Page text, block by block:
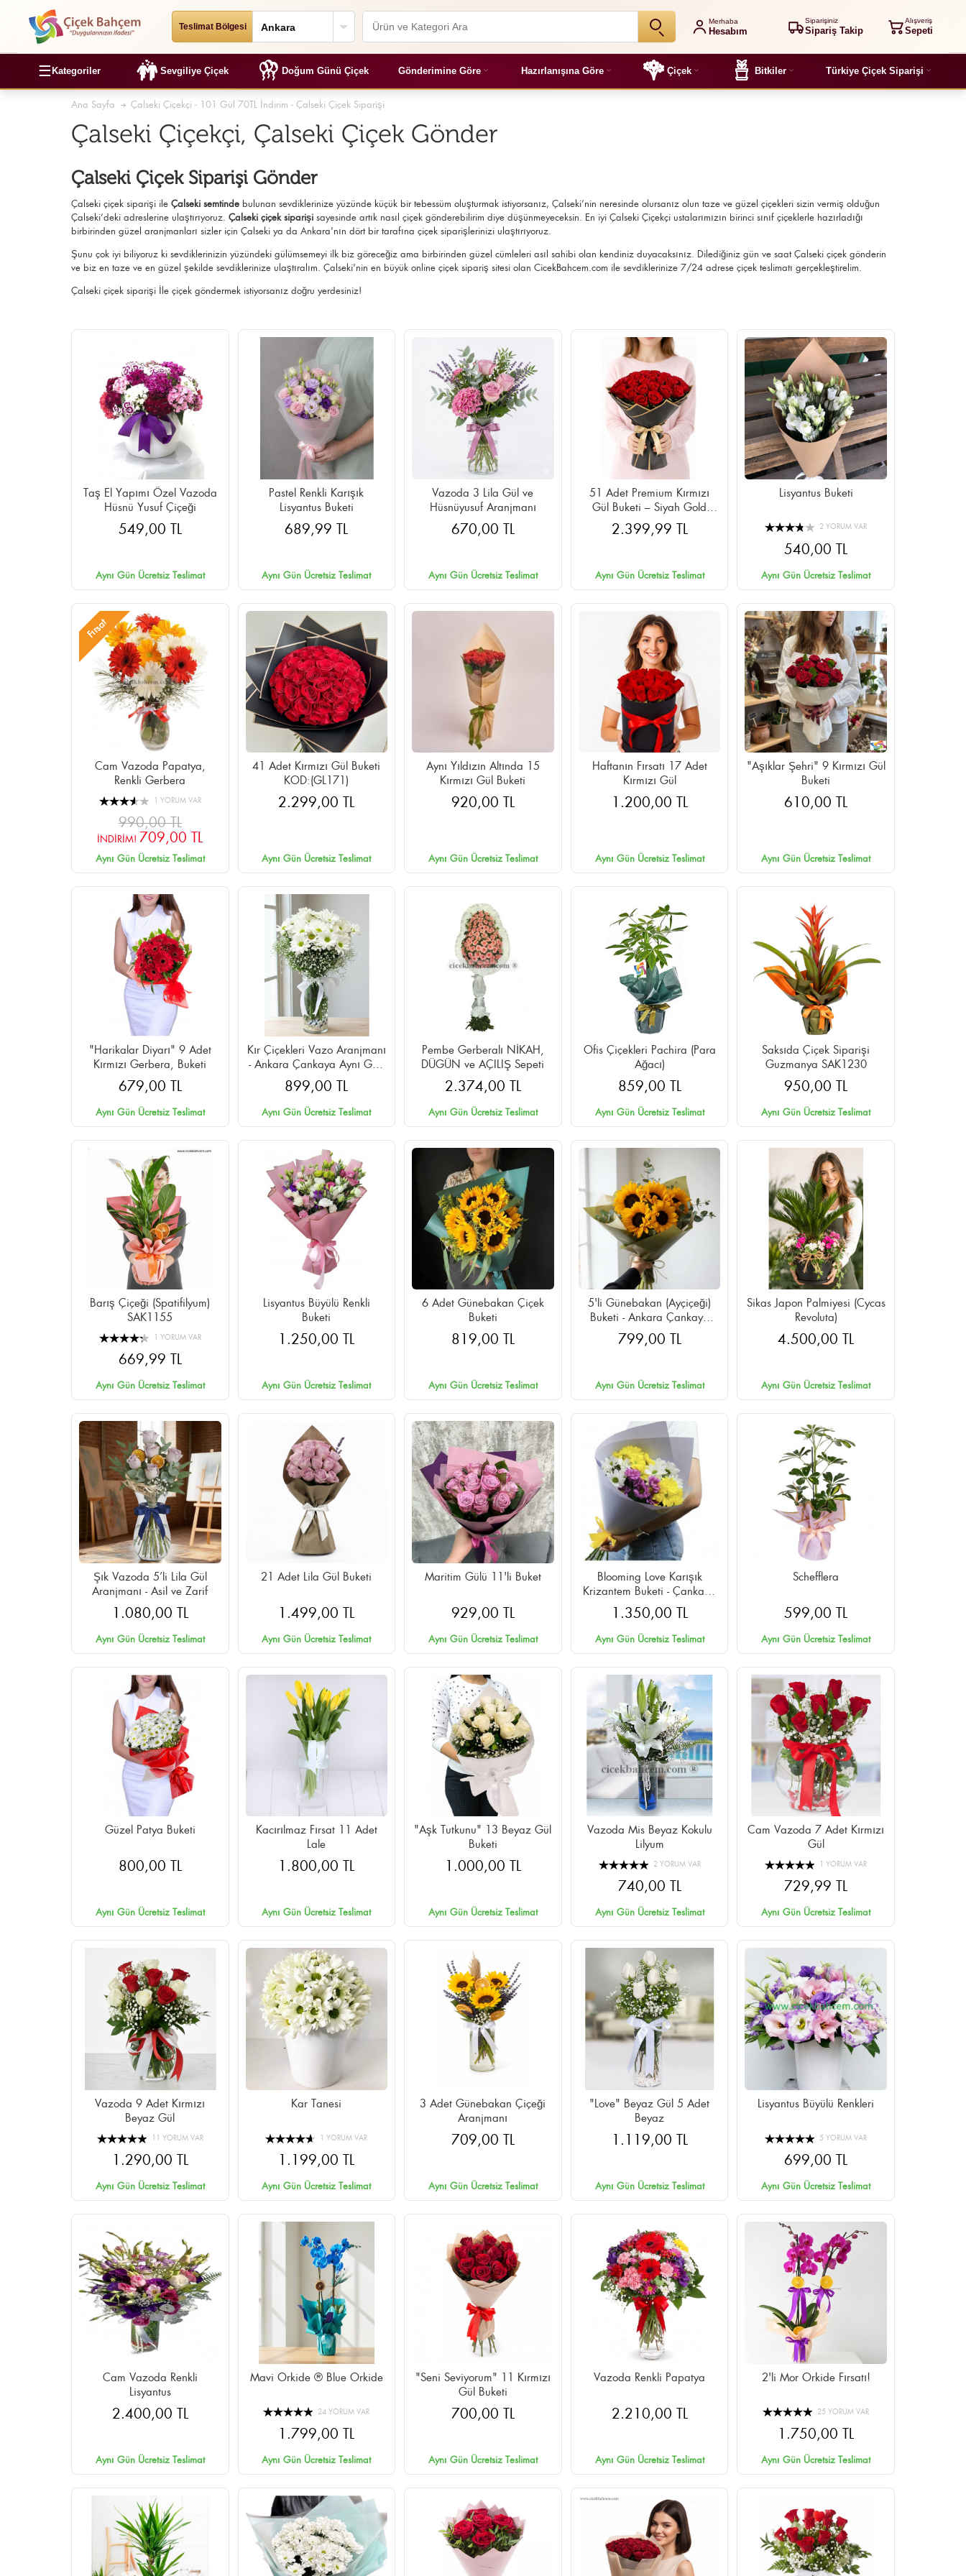
Teslimat Bölgesi
Merhaba
Hesabım
Siparişiniz
Sipariş Takip
Alışveriş
Sepeti
☰ Kategoriler Sevgiliye Çiçek Doğum Günü Çiçek Gönderimine Göre Hazırlanışına Göre Çiçek Bitkiler Türkiye Çiçek Siparişi
Ana Sayfa Çalseki Çiçekçi - 101 Gül 70TL İndirim - Çalseki Çiçek Siparişi
Çalseki Çiçekçi, Çalseki Çiçek Gönder
Çalseki Çiçek Siparişi Gönder
Çalseki çiçek siparişi ile Çalseki semtinde bulunan sevdiklerinize yüzünde küçük bir tebessüm oluşturmak istiyorsanız, Çalseki’nin neresinde olursanız olun taze ve güzel çiçekleri sizin vermiş olduğun
Çalseki’deki adreslerine ulaştırıyoruz. Çalseki çiçek siparişi sayesinde artık nasıl çiçek gönderebilirim diye düşünmeyeceksin. En iyi Çalseki Çiçekçi ustalarımızın birinci sınıf çiçeklerle hazırladığı
birbirinden güzel aranjmanları sizler için Çalseki ya da Ankara'nın dört bir tarafına çiçek siparişlerinizi ulaştırıyoruz.
Şunu çok iyi biliyoruz ki sevdiklerinizin yüzündeki gülümsemeyi ilk biz göreceğiz ama birbirinden güzel cümleleri asıl sahibi olan kendiniz duyacaksınız. Dilediğiniz gün ve saat Çalseki çiçek gönderin
ve biz en taze ve en güzel şekilde sevdiklerinize ulaştıralım. Çalseki'nin en büyük online çiçek sipariş sitesi olan CicekBahcem.com ile sevdiklerinize 7/24 adrese çiçek teslimatı gerçekleştirelim.
Çalseki çiçek siparişi İle çiçek göndermek istiyorsanız doğru yerdesiniz!
Taş El Yapımı Özel Vazoda
Hüsnü Yusuf Çiçeği
549,00 TL
Aynı Gün Ücretsiz Teslimat
Pastel Renkli Karışık
Lisyantus Buketi
689,99 TL
Aynı Gün Ücretsiz Teslimat
Vazoda 3 Lila Gül ve
Hüsnüyusuf Aranjmanı
670,00 TL
Aynı Gün Ücretsiz Teslimat
51 Adet Premium Kırmızı
Gül Buketi – Siyah Gold
Ambalajlı Cipsolu
2.399,99 TL
Aynı Gün Ücretsiz Teslimat
Lisyantus Buketi
2 YORUM VAR
540,00 TL
Aynı Gün Ücretsiz Teslimat
Fırsat
Cam Vazoda Papatya,
Renkli Gerbera
1 YORUM VAR
990,00 TL
İNDİRİM! 709,00 TL
Aynı Gün Ücretsiz Teslimat
41 Adet Kırmızı Gül Buketi
KOD:(GL171)
2.299,00 TL
Aynı Gün Ücretsiz Teslimat
Aynı Yıldızın Altında 15
Kırmızı Gül Buketi
920,00 TL
Aynı Gün Ücretsiz Teslimat
Haftanın Fırsatı 17 Adet
Kırmızı Gül
1.200,00 TL
Aynı Gün Ücretsiz Teslimat
"Aşıklar Şehri" 9 Kırmızı Gül
Buketi
610,00 TL
Aynı Gün Ücretsiz Teslimat
"Harikalar Diyarı" 9 Adet
Kırmızı Gerbera, Buketi
679,00 TL
Aynı Gün Ücretsiz Teslimat
Kır Çiçekleri Vazo Aranjmanı
- Ankara Çankaya Aynı Gün
Teslim
899,00 TL
Aynı Gün Ücretsiz Teslimat
Pembe Gerberalı NİKAH,
DÜGÜN ve AÇILIŞ Sepeti
2.374,00 TL
Aynı Gün Ücretsiz Teslimat
Ofis Çiçekleri Pachira (Para
Ağacı)
859,00 TL
Aynı Gün Ücretsiz Teslimat
Saksıda Çiçek Siparişi
Guzmanya SAK1230
950,00 TL
Aynı Gün Ücretsiz Teslimat
Barış Çiçeği (Spatifilyum)
SAK1155
1 YORUM VAR
669,99 TL
Aynı Gün Ücretsiz Teslimat
Lisyantus Büyülü Renkli
Buketi
1.250,00 TL
Aynı Gün Ücretsiz Teslimat
6 Adet Günebakan Çiçek
Buketi
819,00 TL
Aynı Gün Ücretsiz Teslimat
5'li Günebakan (Ayçiçeği)
Buketi - Ankara Çankaya
Aynı Gün Teslimat
799,00 TL
Aynı Gün Ücretsiz Teslimat
Sikas Japon Palmiyesi (Cycas
Revoluta)
4.500,00 TL
Aynı Gün Ücretsiz Teslimat
Şık Vazoda 5’li Lila Gül
Aranjmanı - Asil ve Zarif
1.080,00 TL
Aynı Gün Ücretsiz Teslimat
21 Adet Lila Gül Buketi
1.499,00 TL
Aynı Gün Ücretsiz Teslimat
Maritim Gülü 11'li Buket
929,00 TL
Aynı Gün Ücretsiz Teslimat
Blooming Love Karışık
Krizantem Buketi - Çankaya
Aynı Gün Teslimat
1.350,00 TL
Aynı Gün Ücretsiz Teslimat
Schefflera
599,00 TL
Aynı Gün Ücretsiz Teslimat
Güzel Patya Buketi
800,00 TL
Aynı Gün Ücretsiz Teslimat
Kacırılmaz Fırsat 11 Adet
Lale
1.800,00 TL
Aynı Gün Ücretsiz Teslimat
"Aşk Tutkunu" 13 Beyaz Gül
Buketi
1.000,00 TL
Aynı Gün Ücretsiz Teslimat
Vazoda Mis Beyaz Kokulu
Lilyum
2 YORUM VAR
740,00 TL
Aynı Gün Ücretsiz Teslimat
Cam Vazoda 7 Adet Kırmızı
Gül
1 YORUM VAR
729,99 TL
Aynı Gün Ücretsiz Teslimat
Vazoda 9 Adet Kırmızı
Beyaz Gül
11 YORUM VAR
1.290,00 TL
Aynı Gün Ücretsiz Teslimat
Kar Tanesi
1 YORUM VAR
1.199,00 TL
Aynı Gün Ücretsiz Teslimat
3 Adet Günebakan Çiçeği
Aranjmanı
709,00 TL
Aynı Gün Ücretsiz Teslimat
"Love" Beyaz Gül 5 Adet
Beyaz
1.119,00 TL
Aynı Gün Ücretsiz Teslimat
Lisyantus Büyülü Renkleri
5 YORUM VAR
699,00 TL
Aynı Gün Ücretsiz Teslimat
Cam Vazoda Renkli
Lisyantus
2.400,00 TL
Aynı Gün Ücretsiz Teslimat
Mavi Orkide ® Blue Orkide
24 YORUM VAR
1.799,00 TL
Aynı Gün Ücretsiz Teslimat
"Seni Seviyorum" 11 Kırmızı
Gül Buketi
700,00 TL
Aynı Gün Ücretsiz Teslimat
Vazoda Renkli Papatya
2.210,00 TL
Aynı Gün Ücretsiz Teslimat
2'li Mor Orkide Fırsatı!
25 YORUM VAR
1.750,00 TL
Aynı Gün Ücretsiz Teslimat